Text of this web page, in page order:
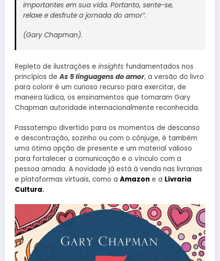
importantes em sua vida. Portanto, sente-se,
relaxe e desfrute a jornada do amor”.
(Gary Chapman).
Repleto de ilustrações e insights fundamentados nos
princípios deAs 5 linguagens do amor, a versão do livro
para colorir é um curioso recurso para exercitar, de
maneira lúdica, os ensinamentos que tornaram Gary
Chapman autoridade internacionalmente reconhecida.
Passatempo divertido para os momentos de descanso
e descontração, sozinho ou com o cônjuge, é também
uma ótima opção de presente e um material valioso
para fortalecer a comunicação e o vínculo com a
pessoa amada. A novidade já está à venda nas livrarias
e plataformas virtuais, como a Amazon e a Livraria
Cultura.